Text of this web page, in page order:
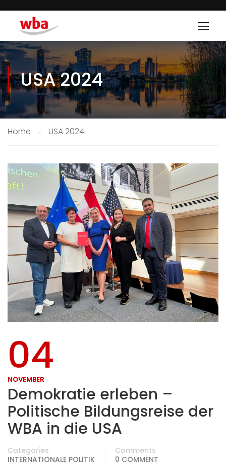
USA 2024
Home USA 2024
04
NOVEMBER
Demokratie erleben –
Politische Bildungsreise der
WBA in die USA
Categories
INTERNATIONALE POLITIK
Comments
0 COMMENT